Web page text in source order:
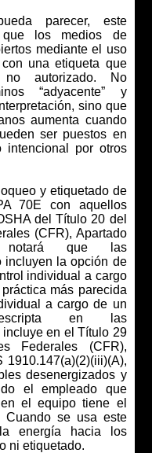
parecer, este
que los medios de
mediante el uso
una etiqueta que
no autorizado. No
“adyacente” y
sino que
aumenta cuando
ser puestos en
intencional por otros
y etiquetado de
70E con aquellos
del Título 20 del
(CFR), Apartado
notará que las
incluyen la opción de
individual a cargo
más parecida
a cargo de un
en las
en el Título 29
Federales (CFR),
1910.147(a)(2)(iii)(A),
desenergizados y
el empleado que
el equipo tiene el
Cuando se usa este
energía hacia los
ni etiquetado.